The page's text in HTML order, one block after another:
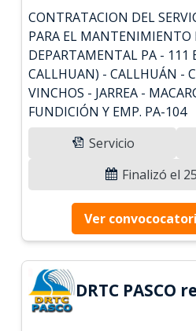
CONTRATACION DEL
PARA EL MANTENIMIENTO
DEPARTAMENTAL PA - 111
CALLHUAN) - CALLHUÁN -
VINCHOS - JARREA -
FUNDICIÓN Y EMP. PA-104
Servicio
Finalizó el
Ver
DRTC PASCO